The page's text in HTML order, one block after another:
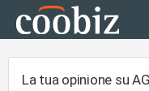
La tua opinione su